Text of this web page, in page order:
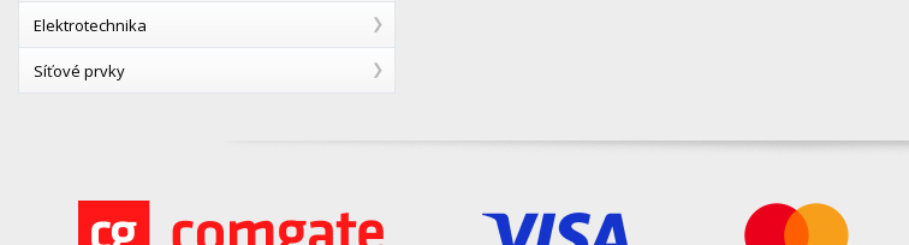
Elektrotechnika
Síťové prvky